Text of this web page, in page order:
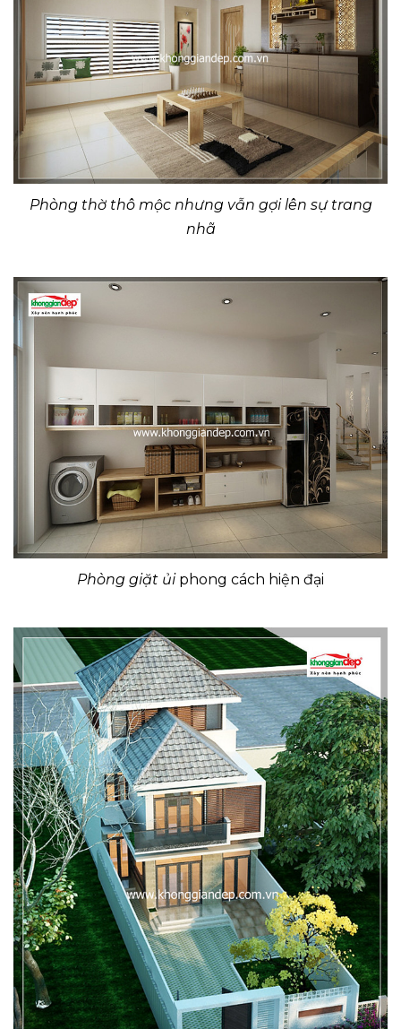
Phòng thờ thô mộc nhưng vẫn gợi lên sự trang
nhã
Phòng giặt ủiphong cách hiện đại